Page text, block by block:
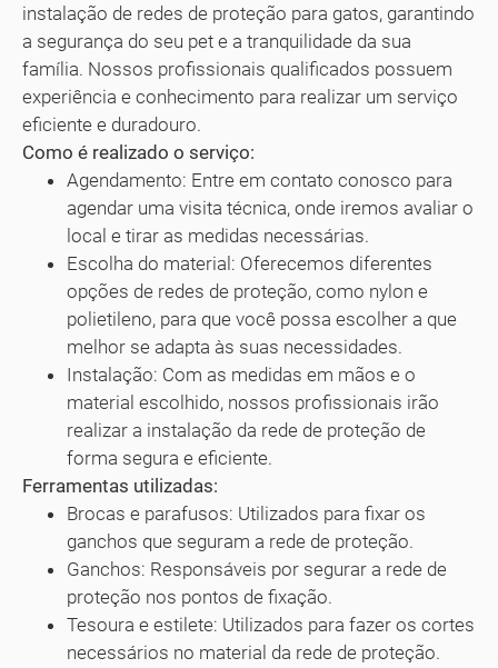
instalação de redes de proteção para gatos, garantindo
a segurança do seu pet e a tranquilidade da sua
família. Nossos profissionais qualificados possuem
experiência e conhecimento para realizar um serviço
eficiente e duradouro.
Como é realizado o serviço:
Agendamento: Entre em contato conosco para
agendar uma visita técnica, onde iremos avaliar o
local e tirar as medidas necessárias.
Escolha do material: Oferecemos diferentes
opções de redes de proteção, como nylon e
polietileno, para que você possa escolher a que
melhor se adapta às suas necessidades.
Instalação: Com as medidas em mãos e o
material escolhido, nossos profissionais irão
realizar a instalação da rede de proteção de
forma segura e eficiente.
Ferramentas utilizadas:
Brocas e parafusos: Utilizados para fixar os
ganchos que seguram a rede de proteção.
Ganchos: Responsáveis por segurar a rede de
proteção nos pontos de fixação.
Tesoura e estilete: Utilizados para fazer os cortes
necessários no material da rede de proteção.